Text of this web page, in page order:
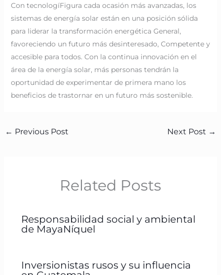
Con tecnologíFigura cada ocasión más avanzadas, los
sistemas de energía solar están en una posición sólida
para liderar la transformación energética General,
favoreciendo un futuro más desinteresado, Competente y
accesible para todos. Con la continua innovación en el
área de la energía solar, más personas tendrán la
oportunidad de experimentar de primera mano los
beneficios de trastornar en un futuro más sostenible.
← Previous Post Next Post →
Related Posts
Responsabilidad social y ambiental
de MayaNíquel
Inversionistas rusos y su influencia